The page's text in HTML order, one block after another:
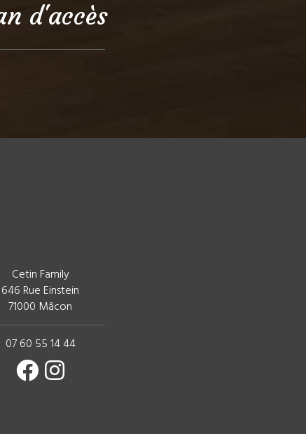
d'accès
Cetin Family
646 Rue Einstein
71000 Mâcon
07 60 55 14 44